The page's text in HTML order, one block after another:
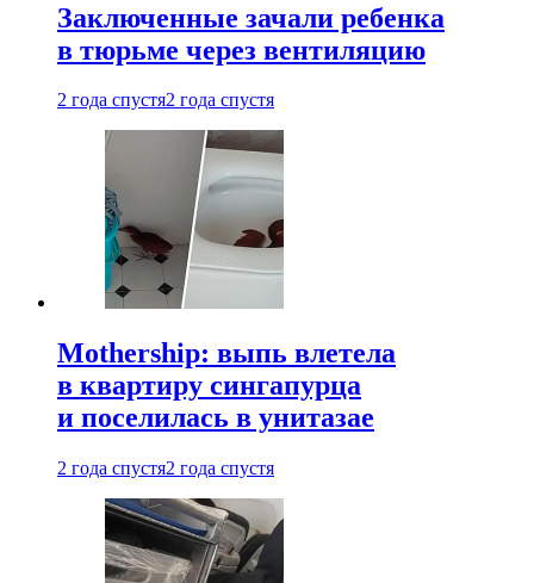
Заключенные зачали ребенка
в тюрьме через вентиляцию
2 года спустя2 года спустя
Mothership: выпь влетела
в квартиру сингапурца
и поселилась в унитазае
2 года спустя2 года спустя